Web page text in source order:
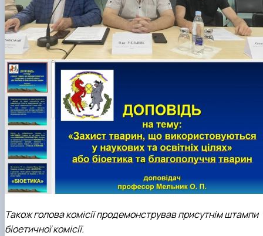
Також голова комісії продемонстрував присутнім штампи
біоетичної комісії.